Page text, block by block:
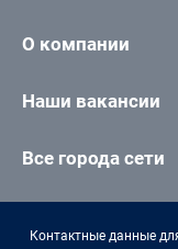
О компании
Наши вакансии
Все города сети
Контактные данные